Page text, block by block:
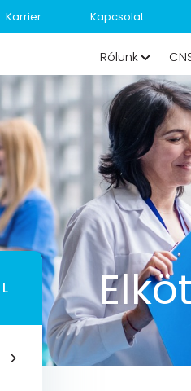
Karrier Kapcsolat
Rólunk